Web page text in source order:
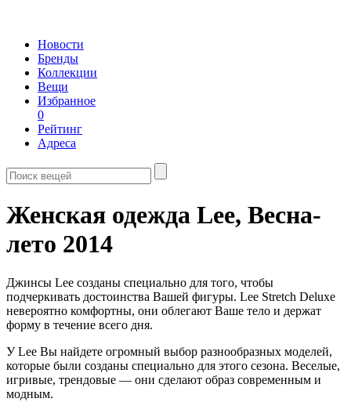
Новости
Бренды
Коллекции
Вещи
Избранное
0
Рейтинг
Адреса
Женская одежда Lee, Весна-
лето 2014
Джинсы Lee созданы специально для того, чтобы
подчеркивать достоинства Вашей фигуры. Lee Stretch Deluxe
невероятно комфортны, они облегают Ваше тело и держат
форму в течение всего дня.
У Lee Вы найдете огромный выбор разнообразных моделей,
которые были созданы специально для этого сезона. Веселые,
игривые, трендовые — они сделают образ современным и
модным.